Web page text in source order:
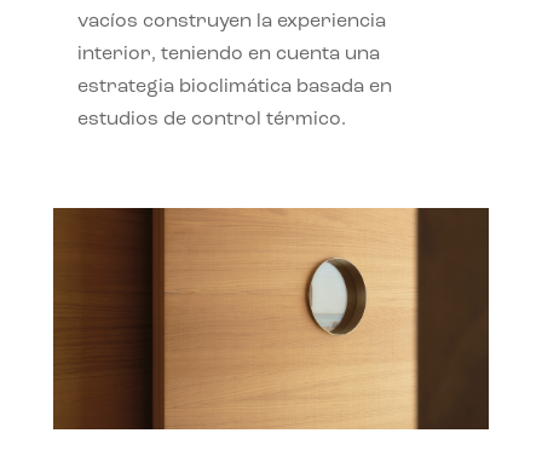
vacíos construyen la experiencia
interior, teniendo en cuenta una
estrategia bioclimática basada en
estudios de control térmico.